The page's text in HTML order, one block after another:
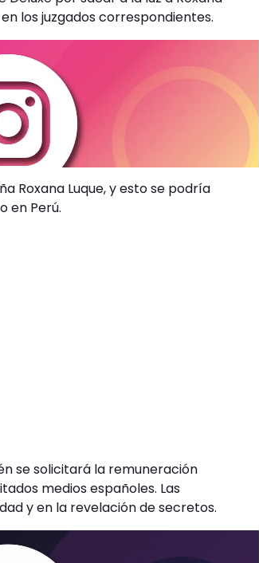
los juzgados correspondientes.
Roxana Luque, y esto se podría
en Perú.
se solicitará la remuneración
medios españoles. Las
y en la revelación de secretos.